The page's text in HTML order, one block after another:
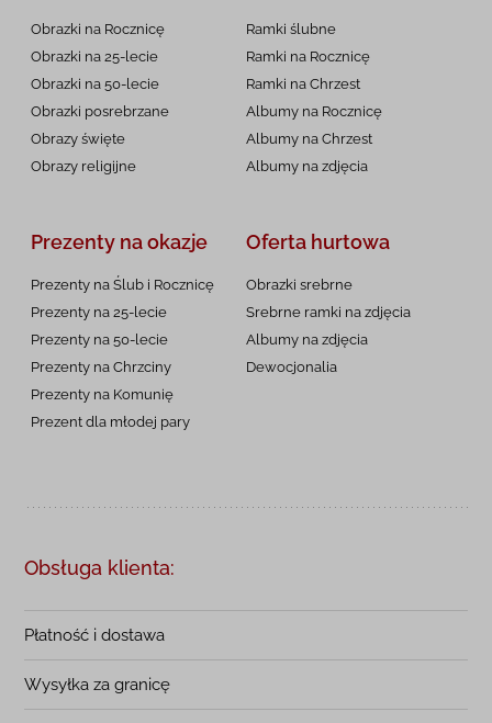
Obrazki na Rocznicę
Obrazki na 25-lecie
Obrazki na 50-lecie
Obrazki posrebrzane
Obrazy święte
Obrazy religijne
Ramki ślubne
Ramki na Rocznicę
Ramki na Chrzest
Albumy na Rocznicę
Albumy na Chrzest
Albumy na zdjęcia
Prezenty na okazje
Prezenty na Ślub i Rocznicę
Prezenty na 25-lecie
Prezenty na 50-lecie
Prezenty na Chrzciny
Prezenty na Komunię
Prezent dla młodej pary
Oferta hurtowa
Obrazki srebrne
Srebrne ramki na zdjęcia
Albumy na zdjęcia
Dewocjonalia
Obsługa klienta:
Płatność i dostawa
Wysyłka za granicę